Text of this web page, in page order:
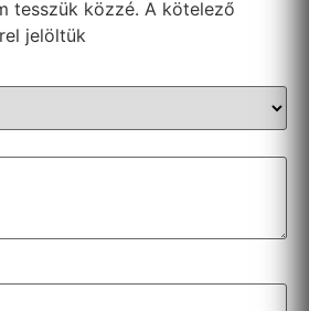
tesszük közzé. A kötelező
jelöltük